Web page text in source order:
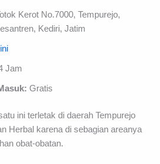
Kerot No.7000, Tempurejo,
Kediri, Jatim
Jam
Gratis
ini terletak di daerah Tempurejo
Herbal karena di sebagian areanya
obat-obatan.